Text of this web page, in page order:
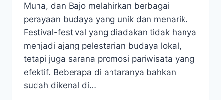
Muna, dan Bajo melahirkan berbagai
perayaan budaya yang unik dan menarik.
Festival-festival yang diadakan tidak hanya
menjadi ajang pelestarian budaya lokal,
tetapi juga sarana promosi pariwisata yang
efektif. Beberapa di antaranya bahkan
sudah dikenal di…